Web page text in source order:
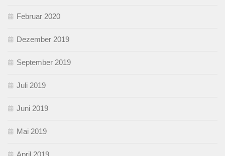
Februar 2020
Dezember 2019
September 2019
Juli 2019
Juni 2019
Mai 2019